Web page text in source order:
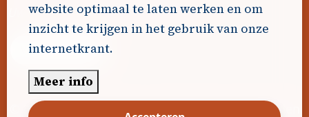
Uw advertentie hier? Contacteer ons!
Word Partner!
© 2026 Editiepajot.com Algemene voorwaarden
website optimaal te laten werken en om
inzicht te krijgen in het gebruik van onze
internetkrant.
Meer info